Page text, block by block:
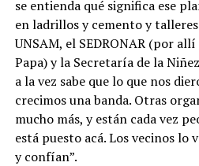
se entienda qué significa ese
en ladrillos y cemento y
UNSAM, el SEDRONAR (por
Papa) y la Secretaría de la
a la vez sabe que lo que nos
crecimos una banda. Otras
mucho más, y están cada vez
está puesto acá. Los vecinos lo
y confían”.